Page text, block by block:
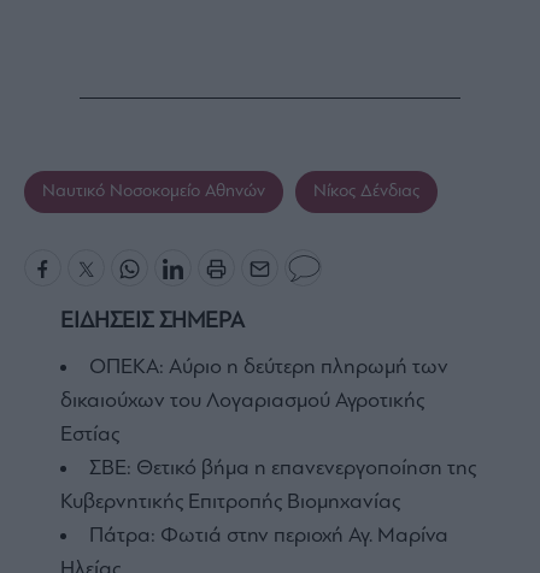
Ναυτικό Νοσοκομείο Αθηνών Νίκος Δένδιας
ΕΙΔΗΣΕΙΣ ΣΗΜΕΡΑ
ΟΠΕΚΑ: Αύριο η δεύτερη πληρωμή των
δικαιούχων του Λογαριασμού Αγροτικής
Εστίας
ΣΒΕ: Θετικό βήμα η επανενεργοποίηση της
Κυβερνητικής Επιτροπής Βιομηχανίας
Πάτρα: Φωτιά στην περιοχή Αγ. Μαρίνα